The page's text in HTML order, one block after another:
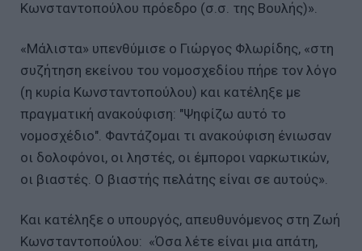
Κωνσταντοπούλου πρόεδρο (σ.σ. της Βουλής)».
«Μάλιστα» υπενθύμισε ο Γιώργος Φλωρίδης, «στη
συζήτηση εκείνου του νομοσχεδίου πήρε τον λόγο
(η κυρία Κωνσταντοπούλου) και κατέληξε με
πραγματική ανακούφιση: "Ψηφίζω αυτό το
νομοσχέδιο". Φαντάζομαι τι ανακούφιση ένιωσαν
οι δολοφόνοι, οι ληστές, οι έμποροι ναρκωτικών,
οι βιαστές. Ο βιαστής πελάτης είναι σε αυτούς».
Και κατέληξε ο υπουργός, απευθυνόμενος στη Ζωή
Κωνσταντοπούλου: «Όσα λέτε είναι μια απάτη,